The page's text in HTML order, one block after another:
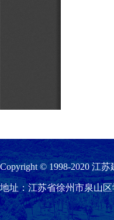
Copyright © 1998-2020 江
地址：江苏省徐州市泉山